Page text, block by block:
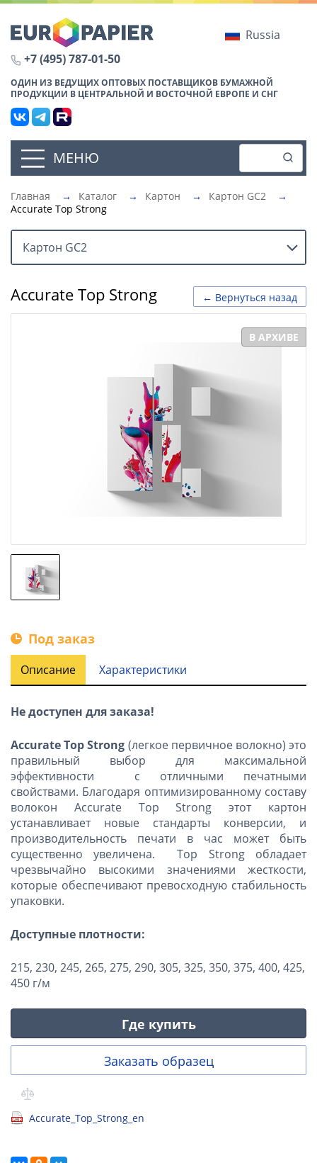
Russia
+7 (495) 787-01-50
ОДИН ИЗ ВЕДУЩИХ ОПТОВЫХ ПОСТАВЩИКОВ БУМАЖНОЙ
ПРОДУКЦИИ В ЦЕНТРАЛЬНОЙ И ВОСТОЧНОЙ ЕВРОПЕ И СНГ
МЕНЮ
Главная → Каталог → Картон → Картон GC2
→
Accurate Top Strong
Картон GC2
← Вернуться назад
Accurate Top Strong
В АРХИВЕ
Под заказ
Описание Характеристики
Не доступен для заказа!
Accurate Top Strong (легкое первичное волокно) это
правильный выбор для максимальной
эффективности с отличными печатными
свойствами. Благодаря оптимизированному составу
волокон Accurate Top Strong этот картон
устанавливает новые стандарты конверсии, и
производительность печати в час может быть
существенно увеличена. Top Strong обладает
чрезвычайно высокими значениями жесткости,
которые обеспечивают превосходную стабильность
упаковки.
Доступные плотности:
215, 230, 245, 265, 275, 290, 305, 325, 350, 375, 400, 425,
450 г/м
Где купить
Заказать образец
Accurate_Top_Strong_en